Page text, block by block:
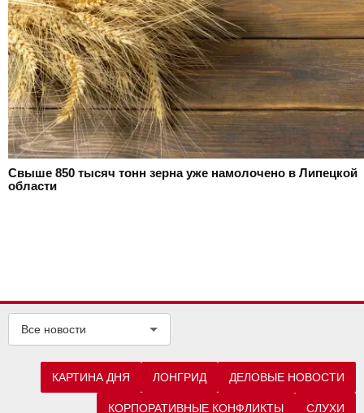
Свыше 850 тысяч тонн зерна уже намолочено в Липецкой
области
Все новости
КАРТИНА ДНЯ ЛОНГРИД ДЕЛОВЫЕ НОВОСТИ
КОРПОРАТИВНЫЕ КОНФЛИКТЫ СЛУХИ